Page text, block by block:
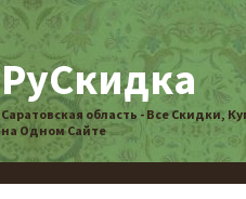
РуСкидка
Саратовская область - Все Скидки,
на Одном Сайте